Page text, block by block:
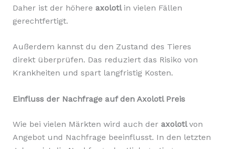
Daher ist der höhere axolotl in vielen Fällen
gerechtfertigt.
Außerdem kannst du den Zustand des Tieres
direkt überprüfen. Das reduziert das Risiko von
Krankheiten und spart langfristig Kosten.
Einfluss der Nachfrage auf den Axolotl Preis
Wie bei vielen Märkten wird auch der axolotlvon
Angebot und Nachfrage beeinflusst. In den letzten